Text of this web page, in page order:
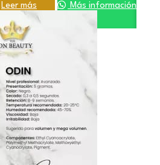
Leer más Más información